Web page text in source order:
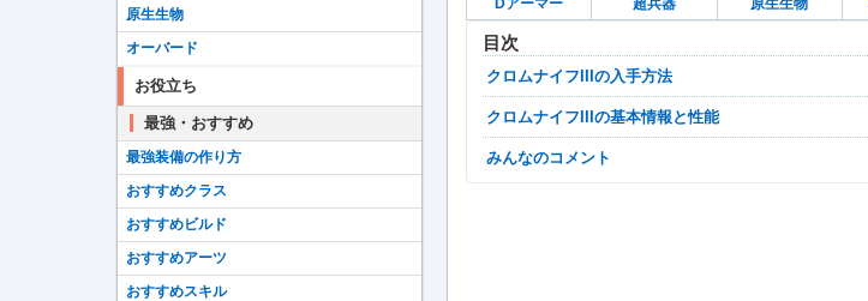
Dアーマー 超兵器 原生生物
目次
クロムナイフIIIの入手方法
クロムナイフIIIの基本情報と性能
みんなのコメント
原生生物
オーバード
お役立ち
最強・おすすめ
最強装備の作り方
おすすめクラス
おすすめビルド
おすすめアーツ
おすすめスキル